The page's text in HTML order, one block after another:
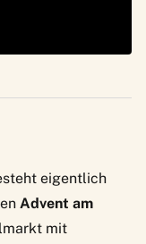
eigentlich
Advent am
mit